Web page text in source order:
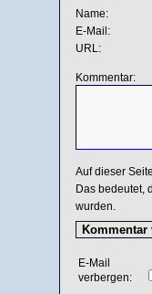
Name:
E-Mail:
URL:
Kommentar:
Auf dieser
Das bedeutet,
wurden.
E-Mail
verbergen: